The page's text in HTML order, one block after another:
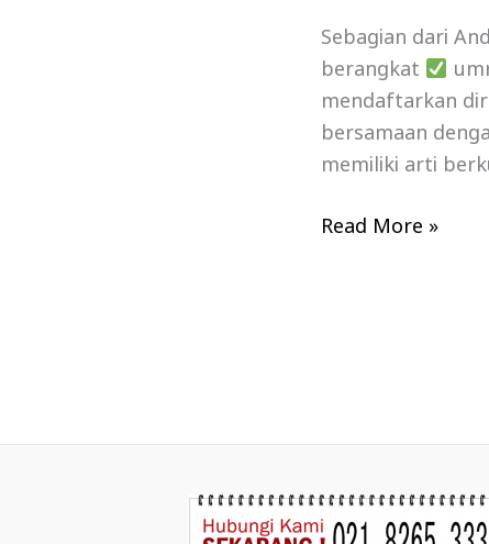
Sebagian dari
berangkat
mendaftarkan
bersamaan
memiliki arti
Read More »